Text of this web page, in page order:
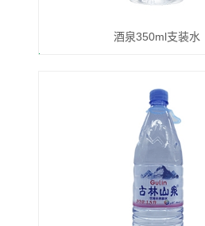
酒泉350ml支装水